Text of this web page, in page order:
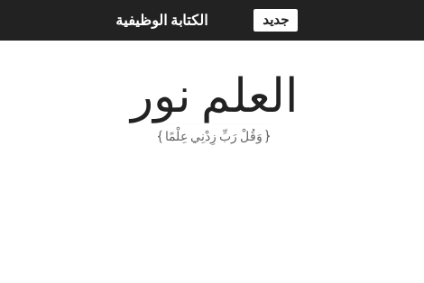
جديد الكتابة الوظيفية
الكتابة الإبداعية
العقل سلاح ذو حدين
العلم نور
{ وَقُلْ رَبِّ زِدْنِي عِلْمًا }